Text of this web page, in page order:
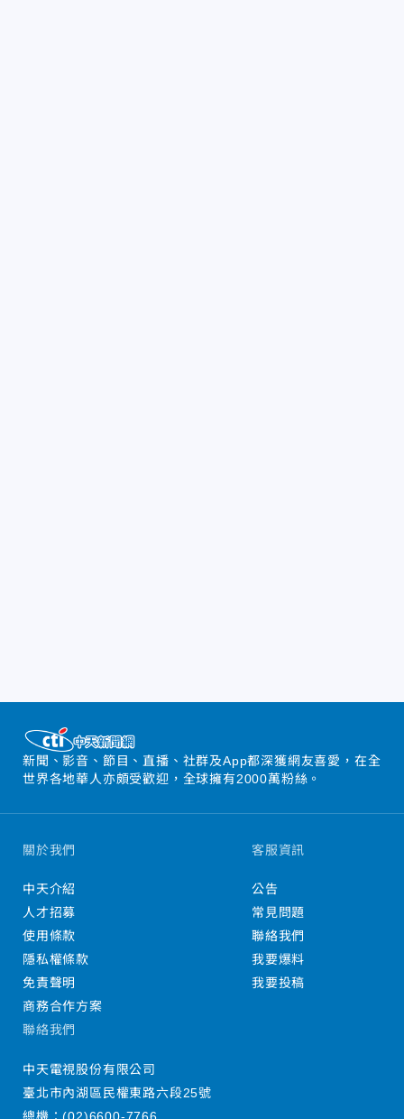
新聞、影音、節目、直播、社群及App都深獲網友喜愛，在全
世界各地華人亦頗受歡迎，全球擁有2000萬粉絲。
關於我們
中天介紹
人才招募
使用條款
隱私權條款
免責聲明
商務合作方案
客服資訊
公告
常見問題
聯絡我們
我要爆料
我要投稿
聯絡我們
中天電視股份有限公司
臺北市內湖區民權東路六段25號
總機：(02)6600-7766